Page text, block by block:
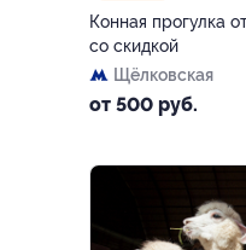
Конная прогулка
со скидкой
Щёлковская
от 500 руб.